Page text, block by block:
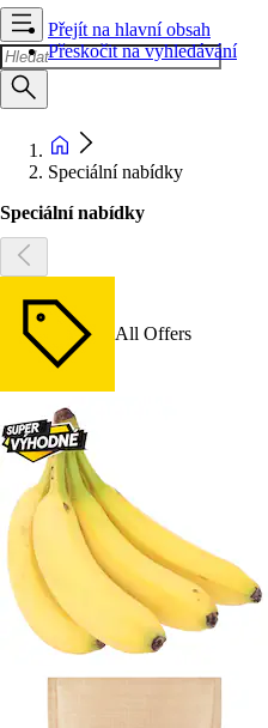
Přejít na hlavní obsah
Přeskočit na vyhledávání
Speciální nabídky
Speciální nabídky
All Offers